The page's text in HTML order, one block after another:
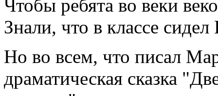
Чтобы ребята во веки
Знали, что в классе
Но во всем, что писал
драматическая сказка